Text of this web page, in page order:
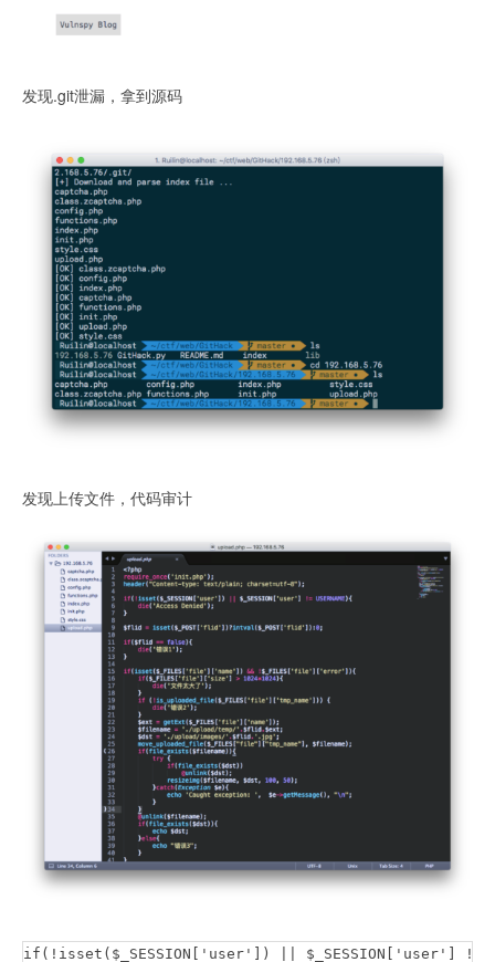
发现.git泄漏，拿到源码
发现上传文件，代码审计
if(!isset($_SESSION['user']) || $_SESSION['user'] !=